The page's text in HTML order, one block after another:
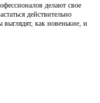
делают свое
действительно
как новенькие, и